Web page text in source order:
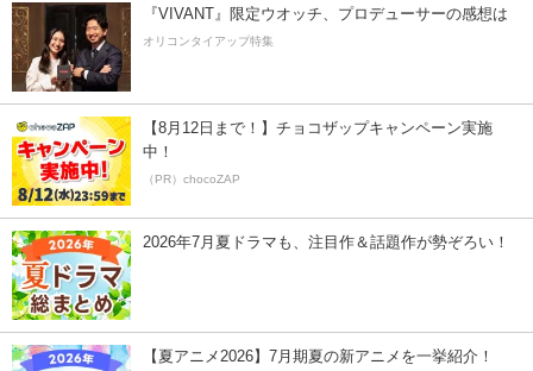
『VIVANT』限定ウオッチ、プロデューサーの感想は
オリコンタイアップ特集
【8月12日まで！】チョコザップキャンペーン実施
中！
（PR）chocoZAP
2026年7月夏ドラマも、注目作＆話題作が勢ぞろい！
【夏アニメ2026】7月期夏の新アニメを一挙紹介！